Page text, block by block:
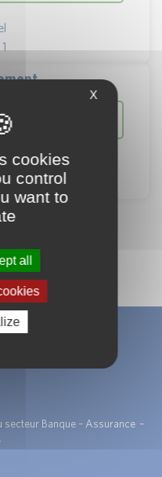
venir
et post
Banque – Assurance –
X
cookies
control
want to
all